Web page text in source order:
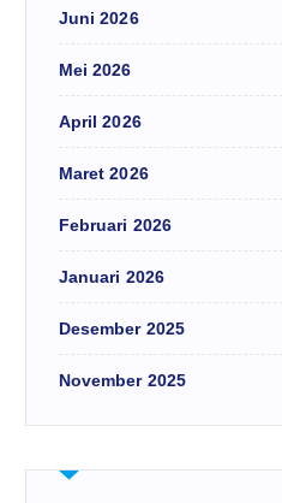
Juni 2026
Mei 2026
April 2026
Maret 2026
Februari 2026
Januari 2026
Desember 2025
November 2025